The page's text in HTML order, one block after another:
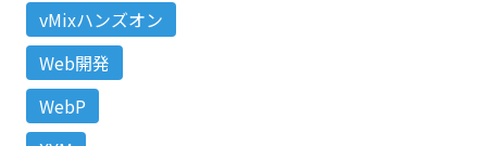
vMixハンズオン
Web開発
WebP